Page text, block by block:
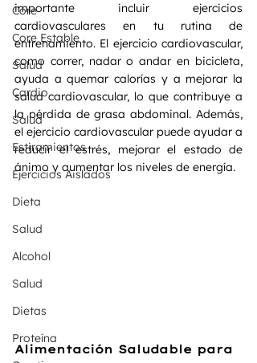
Core
Core Estable
Salud
Cardio
Salud
Estiramientos
Ejercicios Aislados
Dieta
Salud
Alcohol
Salud
Dietas
Proteína
importante incluir ejercicios
cardiovasculares en tu rutina de
entrenamiento. El ejercicio cardiovascular,
como correr, nadar o andar en bicicleta,
ayuda a quemar calorías y a mejorar la
salud cardiovascular, lo que contribuye a
la pérdida de grasa abdominal. Además,
el ejercicio cardiovascular puede ayudar a
reducir el estrés, mejorar el estado de
ánimo y aumentar los niveles de energía.
Alimentación Saludable para